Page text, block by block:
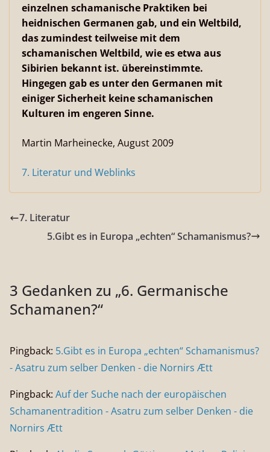
einzelnen schamanische Praktiken bei
heidnischen Germanen gab, und ein Weltbild,
das zumindest teilweise mit dem
schamanischen Weltbild, wie es etwa aus
Sibirien bekannt ist. übereinstimmte.
Hingegen gab es unter den Germanen mit
einiger Sicherheit keine schamanischen
Kulturen im engeren Sinne.
Martin Marheinecke, August 2009
7. Literatur und Weblinks
7. Literatur
5.Gibt es in Europa „echten“ Schamanismus?
3 Gedanken zu „6. Germanische
Schamanen?“
Pingback: 5.Gibt es in Europa „echten“ Schamanismus?
- Asatru zum selber Denken - die Nornirs Ætt
Pingback: Auf der Suche nach der europäischen
Schamanentradition - Asatru zum selber Denken - die
Nornirs Ætt